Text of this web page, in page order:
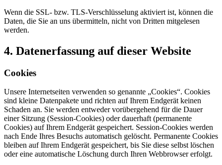
Wenn die SSL- bzw. TLS-Verschlüsselung aktiviert ist, können die
Daten, die Sie an uns übermitteln, nicht von Dritten mitgelesen
werden.
4. Datenerfassung auf dieser Website
Cookies
Unsere Internetseiten verwenden so genannte „Cookies“. Cookies
sind kleine Datenpakete und richten auf Ihrem Endgerät keinen
Schaden an. Sie werden entweder vorübergehend für die Dauer
einer Sitzung (Session-Cookies) oder dauerhaft (permanente
Cookies) auf Ihrem Endgerät gespeichert. Session-Cookies werden
nach Ende Ihres Besuchs automatisch gelöscht. Permanente Cookies
bleiben auf Ihrem Endgerät gespeichert, bis Sie diese selbst löschen
oder eine automatische Löschung durch Ihren Webbrowser erfolgt.